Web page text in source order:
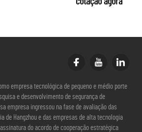
empresa tecnológica de pequeno e médio porte
e desenvolvimento de segurança de
empresa ingressou na fase de avaliação das
de Hangzhou e das empresas de alta tecnologia
do acordo de cooperação estratégica